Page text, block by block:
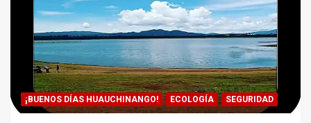
¡BUENOS DÍAS HUAUCHINANGO! ECOLOGÍA SEGURIDAD